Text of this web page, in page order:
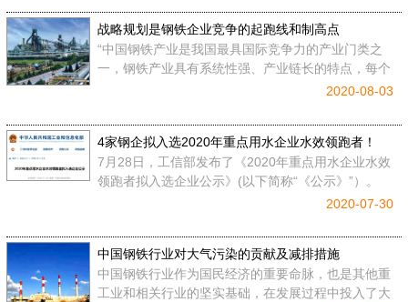
战略规划是钢铁企业竞争的起跑线和制高点
“中国钢铁产业是我国最具国际竞争力的产业门类之
一，钢铁产业具有系统性强、产业链长的特点，每个
环节都不是简单单一的环节。”李新创分析。2020-08-03
4家钢企拟入选2020年重点用水企业水效领跑者！
​7月28日，工信部发布了《2020年重点用水企业水效
领跑者拟入选企业公示》(以下简称“《公示》”）。
2020-07-30
中国钢铁行业对大气污染的贡献及减排措施
中国钢铁行业作为国民经济的重要命脉，也是其他重
工业和相关行业的坚实基础，在发展过程中投入了大